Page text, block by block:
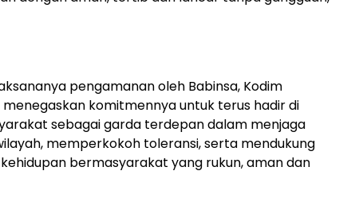
pengamanan oleh Babinsa, Kodim
komitmennya untuk terus hadir di
sebagai garda terdepan dalam menjaga
memperkokoh toleransi, serta mendukung
bermasyarakat yang rukun, aman dan